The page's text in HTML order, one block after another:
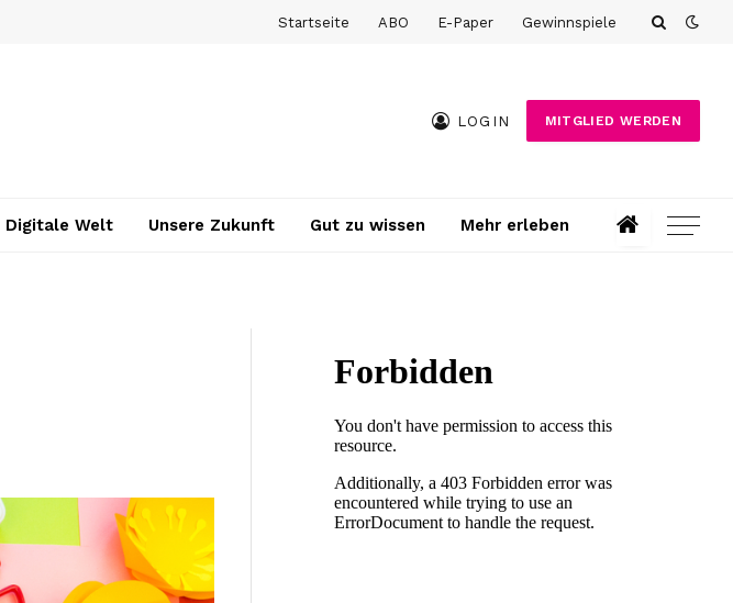
Startseite ABO E-Paper Gewinnspiele
LOGIN MITGLIED WERDEN
Digitale Welt Unsere Zukunft Gut zu wissen Mehr erleben